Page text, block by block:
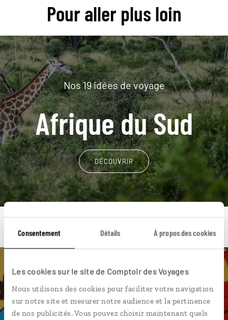
Consentement Détails À propos des cookies
Les cookies sur le site de Comptoir des Voyages
Nous utilisons des cookies pour faciliter votre navigation
sur notre site et mesurer notre audience et la pertinence
de nos publicités. Vous pouvez choisir maintenant quels
Pour aller plus loin
Nos 19 idées de voyage
Afrique du Sud
DÉCOUVRIR
Une envie de voyage
particulière ?